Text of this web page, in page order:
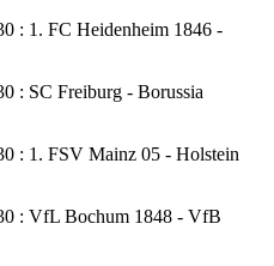
: 1. FC Heidenheim 1846 -
: SC Freiburg - Borussia
: 1. FSV Mainz 05 - Holstein
: VfL Bochum 1848 - VfB